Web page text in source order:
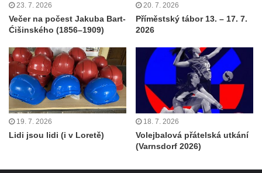
23. 7. 2026
Večer na počest Jakuba Bart-
Ćišinského (1856–1909)
20. 7. 2026
Příměstský tábor 13. – 17. 7.
2026
19. 7. 2026
Lidi jsou lidi (i v Loretě)
18. 7. 2026
Volejbalová přátelská utkání
(Varnsdorf 2026)